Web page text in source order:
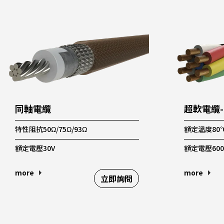
同軸電纜
特性阻抗50Ω/75Ω/93Ω
額定電壓30V
more 立即詢問
超軟電纜
額定溫度
額定電壓
more